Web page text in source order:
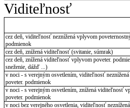
Viditeľnosť
cez deň, viditeľnosť neznížená vplyvom
podmienok
cez deň, znížená viditeľnosť (svitanie, súmrak)
cez deň, znížená viditeľnosť vplyvom poveter.
sneženie, dážď ...)
v noci - s verejným osvetlením, viditeľnosť
poveter. podmienok
v noci - s verejným osvetlením, znížená viditeľnosť
poveter. podmienok
v noci bez verejného osvetlenia, viditeľnosť